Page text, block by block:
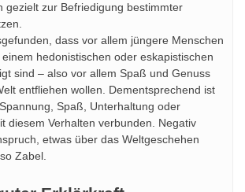
gezielt zur Befriedigung bestimmter
dass vor allem jüngere Menschen
hedonistischen oder eskapistischen
sind – also vor allem Spaß und Genuss
entfliehen wollen. Dementsprechend ist
Spaß, Unterhaltung oder
diesem Verhalten verbunden. Negativ
etwas über das Weltgeschehen
Zabel.